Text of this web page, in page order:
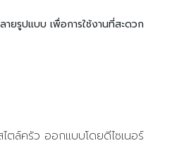
รูปแบบ เพื่อการใช้งานที่สะดวก
ตล์ครัว ออกแบบโดยดีไซเนอร์